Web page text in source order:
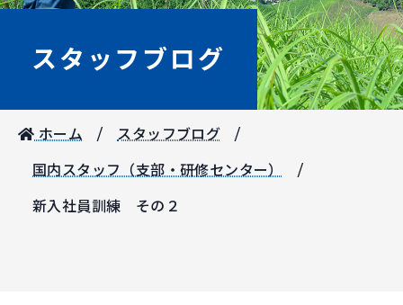
スタッフブログ
ホーム スタッフブログ
国内スタッフ（支部・研修センター）
新入社員訓練 その２